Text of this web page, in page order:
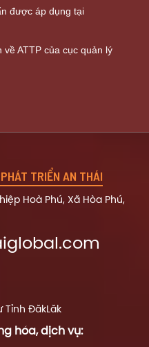
được áp dụng tại
về ATTP của cục quản lý
TRIỂN AN THÁI
Hoà Phú, Xã Hòa Phú,
Tỉnh ĐăkLăk
hóa, dịch vụ: